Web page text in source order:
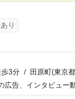
り
3分 / 田原町(東京
広告、インタビュー